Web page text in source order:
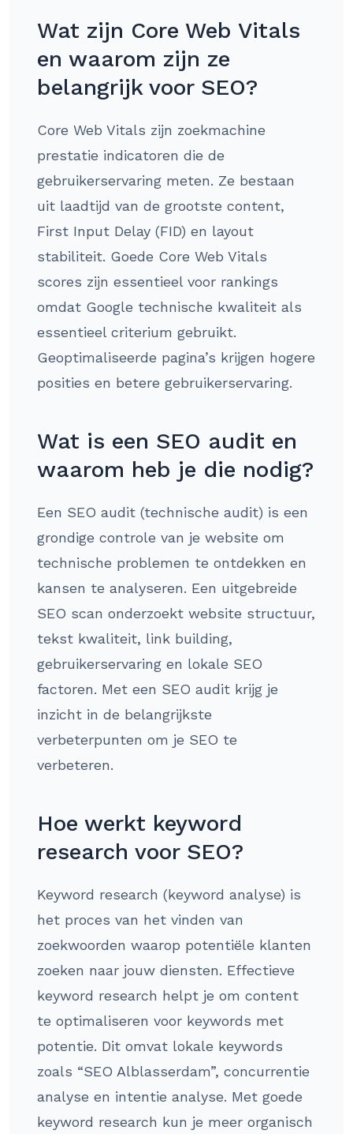
Wat zijn Core Web Vitals
en waarom zijn ze
belangrijk voor SEO?
Core Web Vitals zijn zoekmachine
prestatie indicatoren die de
gebruikerservaring meten. Ze bestaan
uit laadtijd van de grootste content,
First Input Delay (FID) en layout
stabiliteit. Goede Core Web Vitals
scores zijn essentieel voor rankings
omdat Google technische kwaliteit als
essentieel criterium gebruikt.
Geoptimaliseerde pagina’s krijgen hogere
posities en betere gebruikerservaring.
Wat is een SEO audit en
waarom heb je die nodig?
Een SEO audit (technische audit) is een
grondige controle van je website om
technische problemen te ontdekken en
kansen te analyseren. Een uitgebreide
SEO scan onderzoekt website structuur,
tekst kwaliteit, link building,
gebruikerservaring en lokale SEO
factoren. Met een SEO audit krijg je
inzicht in de belangrijkste
verbeterpunten om je SEO te
verbeteren.
Hoe werkt keyword
research voor SEO?
Keyword research (keyword analyse) is
het proces van het vinden van
zoekwoorden waarop potentiële klanten
zoeken naar jouw diensten. Effectieve
keyword research helpt je om content
te optimaliseren voor keywords met
potentie. Dit omvat lokale keywords
zoals “SEO Alblasserdam”, concurrentie
analyse en intentie analyse. Met goede
keyword research kun je meer organisch